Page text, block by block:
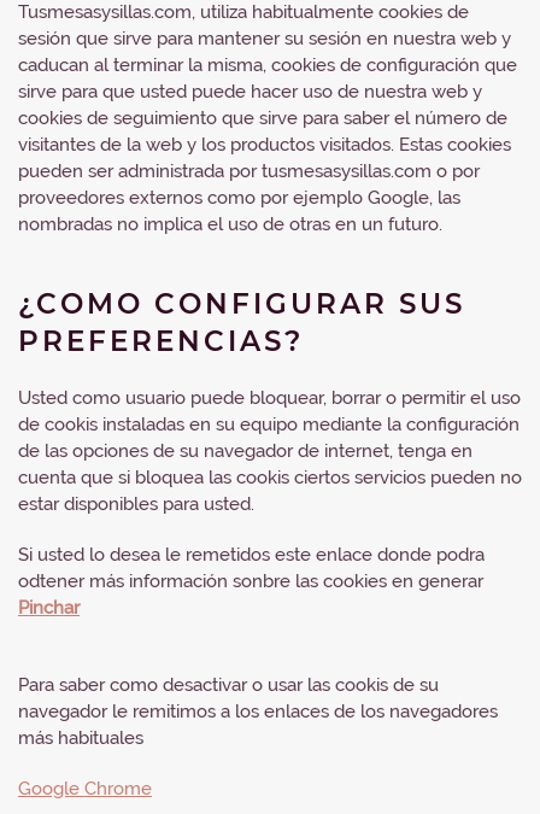
Tusmesasysillas.com, utiliza habitualmente cookies de
sesión que sirve para mantener su sesión en nuestra web y
caducan al terminar la misma, cookies de configuración que
sirve para que usted puede hacer uso de nuestra web y
cookies de seguimiento que sirve para saber el número de
visitantes de la web y los productos visitados. Estas cookies
pueden ser administrada por tusmesasysillas.com o por
proveedores externos como por ejemplo Google, las
nombradas no implica el uso de otras en un futuro.
¿COMO CONFIGURAR SUS
PREFERENCIAS?
Usted como usuario puede bloquear, borrar o permitir el uso
de cookis instaladas en su equipo mediante la configuración
de las opciones de su navegador de internet, tenga en
cuenta que si bloquea las cookis ciertos servicios pueden no
estar disponibles para usted.
Si usted lo desea le remetidos este enlace donde podra
odtener más información sonbre las cookies en generar
Pinchar
Para saber como desactivar o usar las cookis de su
navegador le remitimos a los enlaces de los navegadores
más habituales
Google Chrome